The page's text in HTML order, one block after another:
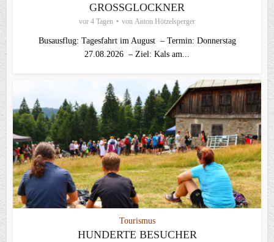
GROSSGLOCKNER
vor 4 Tagen von Anton Hötzelsperger
Busausflug: Tagesfahrt im August – Termin: Donnerstag
27.08.2026 – Ziel: Kals am...
Tourismus
HUNDERTE BESUCHER